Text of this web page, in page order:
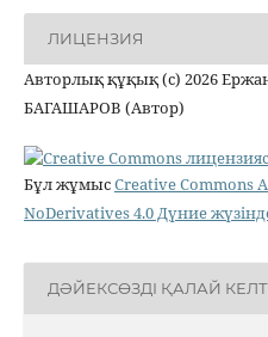
ЛИЦЕНЗИЯ
Авторлық құқық (c) 2026
БАГАШАРОВ (Автор)
Бұл жұмысCreative Commons
NoDerivatives 4.0 Дүние
ДӘЙЕКСӨЗДІ ҚАЛАЙ